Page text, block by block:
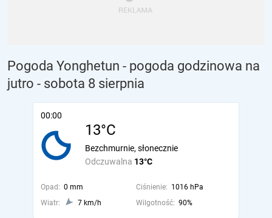
Pogoda Yonghetun - pogoda godzinowa na
jutro - sobota 8 sierpnia
00:00
13°C
Odczuwalna 13°C
Bezchmurnie, słonecznie
Opad: 0 mm Ciśnienie: 1016 hPa
Wiatr:
7 km/h Wilgotność: 90%